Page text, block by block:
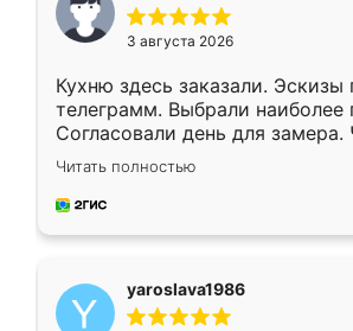
3 августа 2026
Кухню здесь заказали. Эскизы
телеграмм. Выбрали
Согласовали день для замера.
недели кухня была уже готова.
довольны работой. Спасибо
мебель за качественную работу!
Читать полностью
yaroslava1986